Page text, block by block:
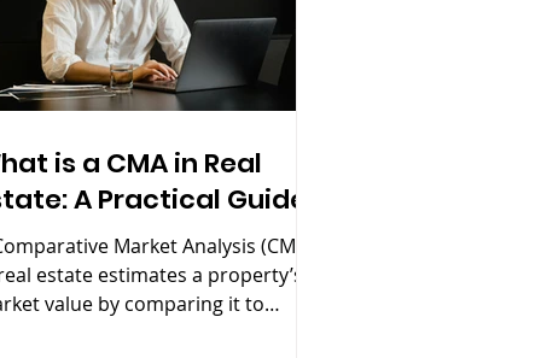
is a CMA in Real
A Practical Guide
Market Analysis (CMA)
estate estimates a property’s
value by comparing it to